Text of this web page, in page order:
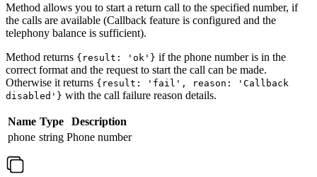
Method allows you to start a return call to the specified number, if
the calls are available (Callback feature is configured and the
telephony balance is sufficient).
Method returns {result: 'ok'} if the phone number is in the
correct format and the request to start the call can be made.
Otherwise it returns {result: 'fail', reason: 'Callback
disabled'} with the call failure reason details.
Name Type
Description
phone string Phone number